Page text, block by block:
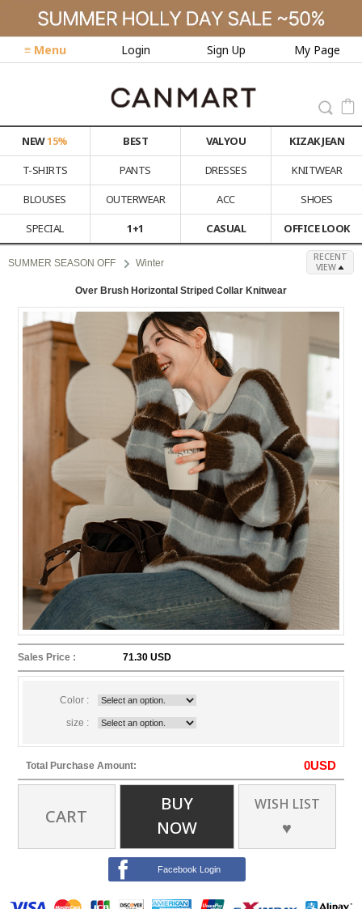
≡ Menu Login Sign Up My Page
NEW15% BEST VALYOU
KIZAK JEAN
T-SHIRTS
PANTS DRESSES
KNITWEAR
BLOUSES
OUTERWEAR ACC
SHOES
SPECIAL
1+1 CASUAL OFFICE LOOK
SUMMER SEASON OFF Winter
RECENT
VIEW
Over Brush Horizontal Striped Collar Knitwear
Sales Price : 71.30 USD
Color :
size :
Total Purchase Amount: 0USD
CART
BUY
NOW
WISH LIST
♥
Facebook Login